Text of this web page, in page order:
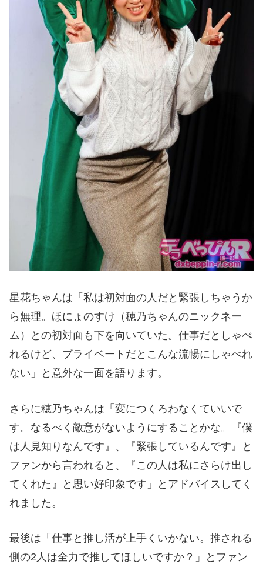
星花ちゃんは「私は初対面の人だと緊張しちゃうか
ら無理。ほにょのすけ（穂乃ちゃんのニックネー
ム）との初対面も下を向いていた。仕事だとしゃべ
れるけど、プライベートだとこんな流暢にしゃべれ
ない」と意外な一面を語ります。
さらに穂乃ちゃんは「変につくろわなくていいで
す。なるべく敵意がないようにすることかな。『僕
は人見知りなんです』、『緊張しているんです』と
ファンから言われると、『この人は私にさらけ出し
てくれた』と思い好印象です」とアドバイスしてく
れました。
最後は「仕事と推し活が上手くいかない。推される
側の2人は全力で推してほしいですか？」とファン